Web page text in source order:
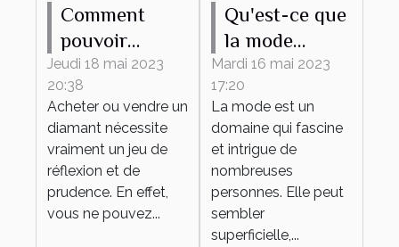
Comment
pouvoir
estimer le prix
d’un diamant
?
Jeudi 18 mai 2023
20:38
Acheter ou vendre un
diamant nécessite
vraiment un jeu de
réflexion et de
prudence. En effet,
vous ne pouvez...
Qu'est-ce que
la mode
apporte ?
Mardi 16 mai 2023
17:20
La mode est un
domaine qui fascine
et intrigue de
nombreuses
personnes. Elle peut
sembler
superficielle,...